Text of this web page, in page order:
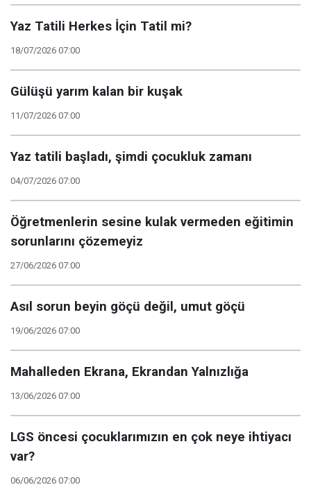
Yaz Tatili Herkes İçin Tatil mi?
18/07/2026 07:00
Gülüşü yarım kalan bir kuşak
11/07/2026 07:00
Yaz tatili başladı, şimdi çocukluk zamanı
04/07/2026 07:00
Öğretmenlerin sesine kulak vermeden eğitimin
sorunlarını çözemeyiz
27/06/2026 07:00
Asıl sorun beyin göçü değil, umut göçü
19/06/2026 07:00
Mahalleden Ekrana, Ekrandan Yalnızlığa
13/06/2026 07:00
LGS öncesi çocuklarımızın en çok neye ihtiyacı
var?
06/06/2026 07:00